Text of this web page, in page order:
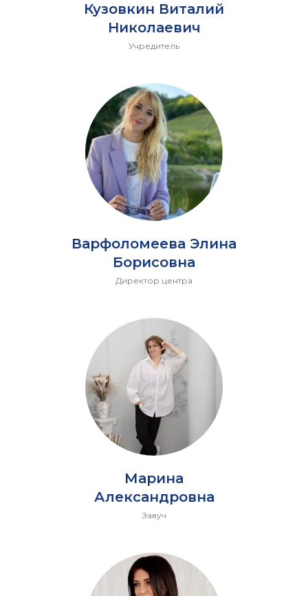
Кузовкин Виталий
Николаевич
Учредитель
Варфоломеева Элина
Борисовна
Директор центра
Марина
Александровна
Завуч